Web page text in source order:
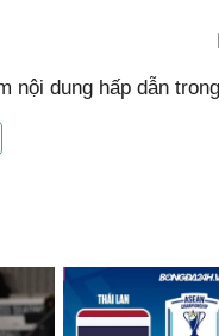
nội dung hấp dẫn